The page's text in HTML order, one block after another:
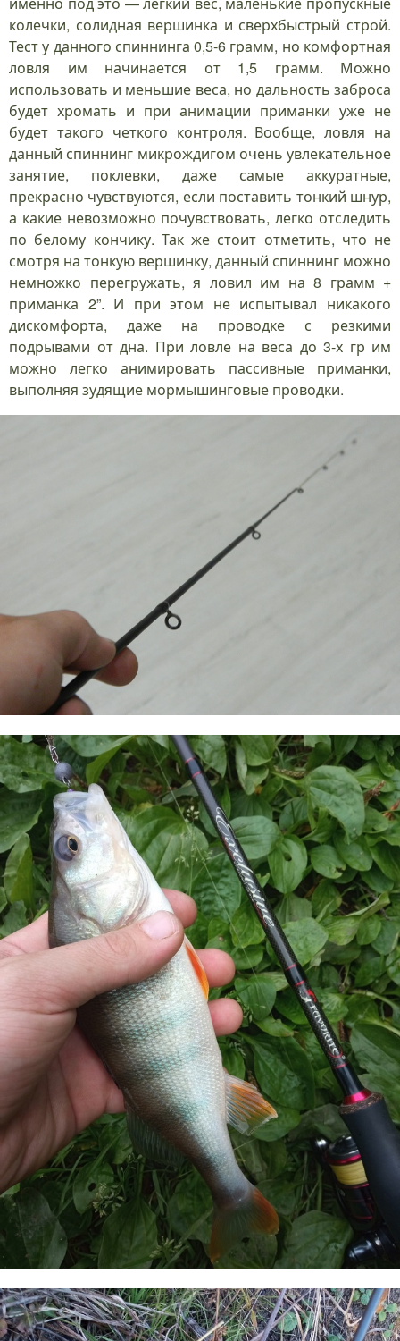
колечки, солидная вершинка и сверхбыстрый строй.
Тест у данного спиннинга 0,5-6 грамм, но комфортная
ловля им начинается от 1,5 грамм. Можно
использовать и меньшие веса, но дальность заброса
будет хромать и при анимации приманки уже не
будет такого четкого контроля. Вообще, ловля на
данный спиннинг микрождигом очень увлекательное
занятие, поклевки, даже самые аккуратные,
прекрасно чувствуются, если поставить тонкий шнур,
а какие невозможно почувствовать, легко отследить
по белому кончику. Так же стоит отметить, что не
смотря на тонкую вершинку, данный спиннинг можно
немножко перегружать, я ловил им на 8 грамм +
приманка 2”. И при этом не испытывал никакого
дискомфорта, даже на проводке с резкими
подрывами от дна. При ловле на веса до 3-х гр им
можно легко анимировать пассивные приманки,
выполняя зудящие мормышинговые проводки.